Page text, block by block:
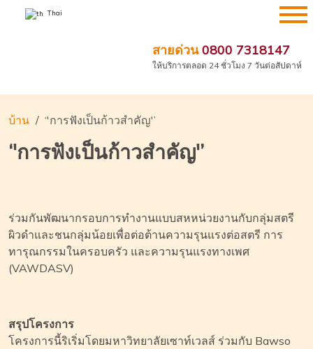
Thai
สายด่วน0800 7318147
ให้บริการตลอด 24 ชั่วโมง 7 วันต่อสัปดาห์
บ้าน ‘'การฟังเป็นก้าวสำคัญ'’
‘'การฟังเป็นก้าวสำคัญ'’
ร่วมกันพัฒนากรอบการทำงานแบบสหหน่วยงานกับกลุ่มสตรี
ผิวดำและชนกลุ่มน้อยเพื่อต่อต้านความรุนแรงต่อสตรี การ
ทารุณกรรมในครอบครัว และความรุนแรงทางเพศ
(VAWDASV)
สรุปโครงการ
โครงการนี้ริเริ่มโดยมหาวิทยาลัยเซาท์เวลส์ ร่วมกับ Bawso